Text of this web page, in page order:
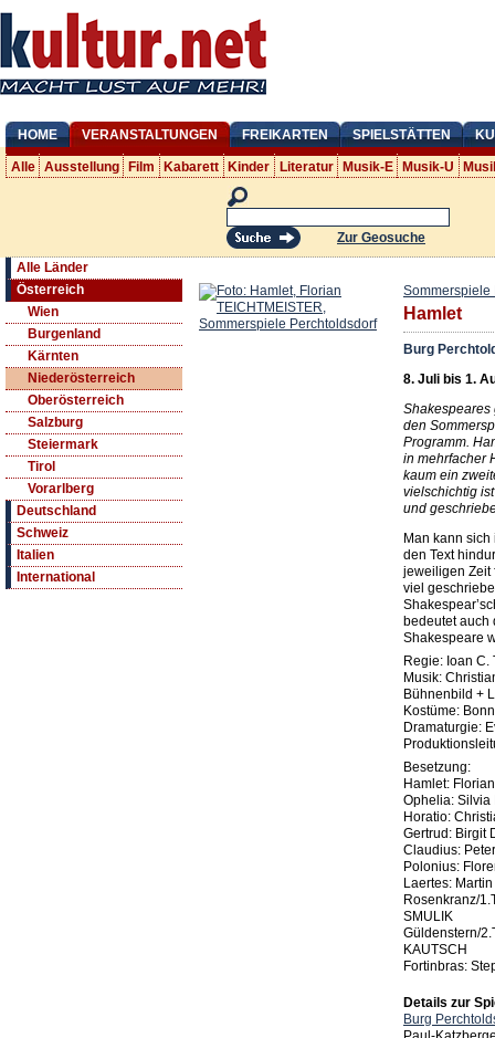
HOME VERANSTALTUNGEN FREIKARTEN SPIELSTÄTTEN
Alle Ausstellung Film Kabarett Kinder Literatur Musik-E Musik-U
Zur Geosuche
Alle Länder
Österreich
Wien
Burgenland
Kärnten
Niederösterreich
Oberösterreich
Salzburg
Steiermark
Tirol
Vorarlberg
Deutschland
Schweiz
Italien
International
Sommerspiele
Hamlet
Burg
8. Juli bis 1.
Shakespeares
den
Programm.
in mehrfacher
kaum ein
vielschichtig
und
Man kann
den Text
jeweiligen Zeit
viel
bedeutet auch
Shakespeare
Regie: Ioan C.
Musik:
Bühnenbild +
Kostüme:
Dramaturgie:
Besetzung:
Hamlet:
Ophelia: Silvia
Horatio:
Gertrud: Birgit
Claudius:
Polonius:
Laertes:
Rosenkranz/
SMULIK
Güldenstern/
KAUTSCH
Fortinbras:
Details zur
Burg